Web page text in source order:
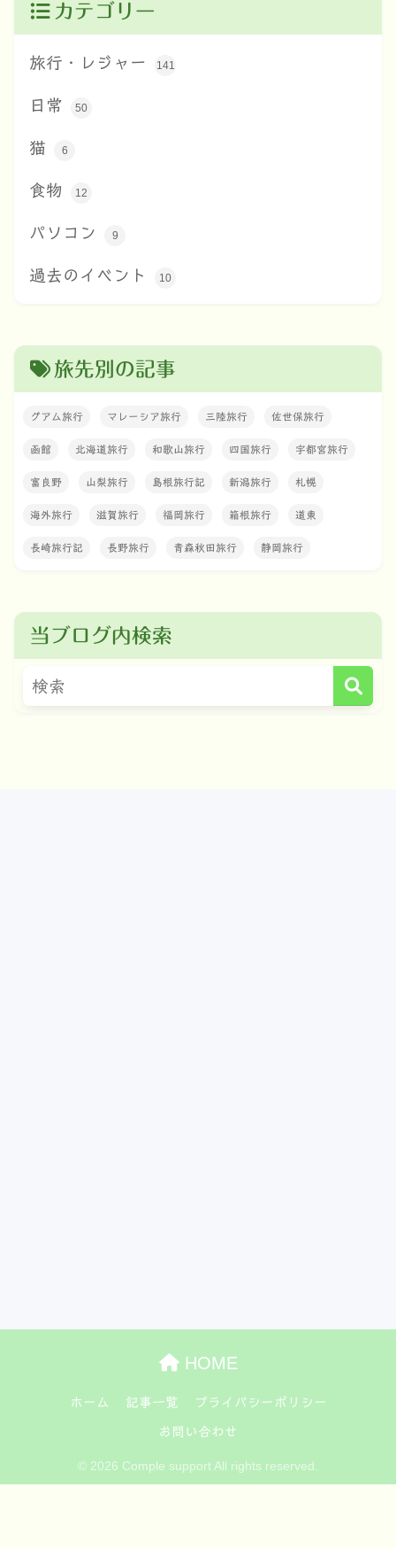
カテゴリー
旅行・レジャー 141
日常 50
猫 6
食物 12
パソコン 9
過去のイベント 10
旅先別の記事
グアム旅行 マレーシア旅行 三陸旅行 佐世保旅行
函館 北海道旅行 和歌山旅行 四国旅行 宇都宮旅行
富良野 山梨旅行 島根旅行記 新潟旅行 札幌
海外旅行 滋賀旅行 福岡旅行 箱根旅行 道東
長崎旅行記 長野旅行 青森秋田旅行 静岡旅行
当ブログ内検索
HOME
ホーム 記事一覧 プライバシーポリシー
お問い合わせ
© 2026 Comple support All rights reserved.